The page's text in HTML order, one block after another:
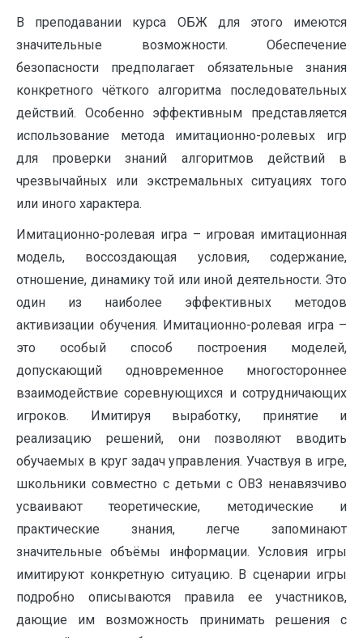
В преподавании курса ОБЖ для этого имеются
значительные возможности. Обеспечение
безопасности предполагает обязательные знания
конкретного чёткого алгоритма последовательных
действий. Особенно эффективным представляется
использование метода имитационно-ролевых игр
для проверки знаний алгоритмов действий в
чрезвычайных или экстремальных ситуациях того
или иного характера.
Имитационно-ролевая игра – игровая имитационная
модель, воссоздающая условия, содержание,
отношение, динамику той или иной деятельности. Это
один из наиболее эффективных методов
активизации обучения. Имитационно-ролевая игра –
это особый способ построения моделей,
допускающий одновременное многостороннее
взаимодействие соревнующихся и сотрудничающих
игроков. Имитируя выработку, принятие и
реализацию решений, они позволяют вводить
обучаемых в круг задач управления. Участвуя в игре,
школьники совместно с детьми с ОВЗ ненавязчиво
усваивают теоретические, методические и
практические знания, легче запоминают
значительные объёмы информации. Условия игры
имитируют конкретную ситуацию. В сценарии игры
подробно описываются правила ее участников,
дающие им возможность принимать решения с